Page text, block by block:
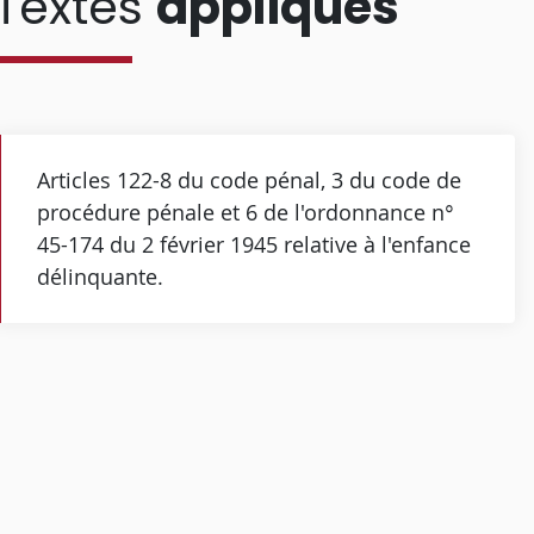
Articles 122-8 du code pénal, 3 du code de
procédure pénale et 6 de l'ordonnance n°
45-174 du 2 février 1945 relative à l'enfance
délinquante.